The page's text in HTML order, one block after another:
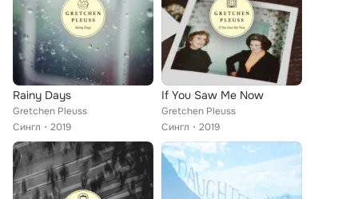
Rainy Days
Gretchen Pleuss
Сингл
2019
If You Saw Me Now
Gretchen Pleuss
Сингл
2019